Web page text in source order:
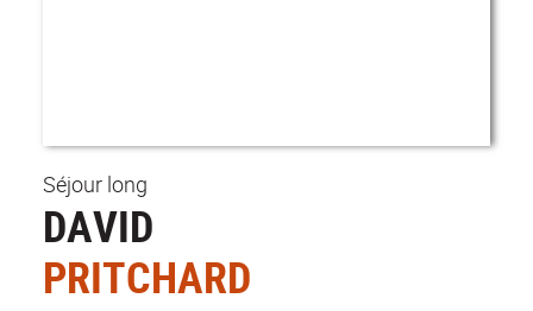
Séjour long
DAVID
PRITCHARD